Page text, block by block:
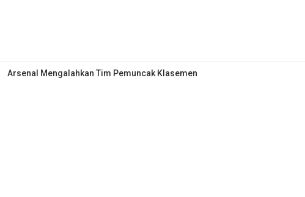
Arsenal Mengalahkan Tim Pemuncak Klasemen